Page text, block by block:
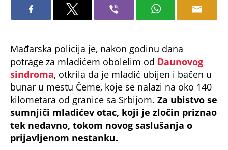
Mađarska policija je, nakon godinu dana
potrage za mladićem obolelim od Daunovog
sindroma, otkrila da je mladić ubijen i bačen u
bunar u mestu Čeme, koje se nalazi na oko 140
kilometara od granice sa Srbijom. Za ubistvo se
sumnjiči mladićev otac, koji je zločin priznao
tek nedavno, tokom novog saslušanja o
prijavljenom nestanku.